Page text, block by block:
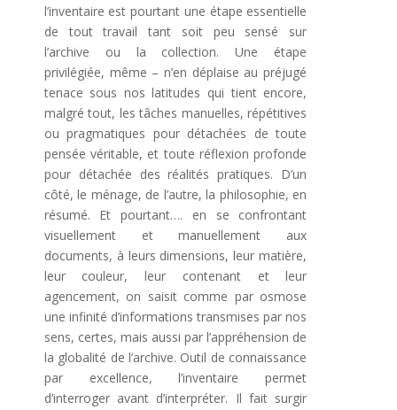
l’inventaire est pourtant une étape essentielle
de tout travail tant soit peu sensé sur
l’archive ou la collection. Une étape
privilégiée, même – n’en déplaise au préjugé
tenace sous nos latitudes qui tient encore,
malgré tout, les tâches manuelles, répétitives
ou pragmatiques pour détachées de toute
pensée véritable, et toute réflexion profonde
pour détachée des réalités pratiques. D’un
côté, le ménage, de l’autre, la philosophie, en
résumé. Et pourtant…. en se confrontant
visuellement et manuellement aux
documents, à leurs dimensions, leur matière,
leur couleur, leur contenant et leur
agencement, on saisit comme par osmose
une infinité d’informations transmises par nos
sens, certes, mais aussi par l’appréhension de
la globalité de l’archive. Outil de connaissance
par excellence, l’inventaire permet
d’interroger avant d’interpréter. Il fait surgir